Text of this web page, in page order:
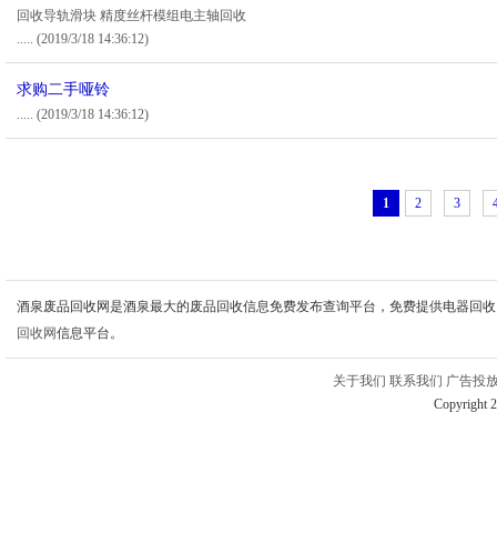
回收导轨滑块 精度丝杆模组电主轴回收
..... (2019/3/18 14:36:12)
求购二手哑铃
..... (2019/3/18 14:36:12)
1 2 3
酒泉废品回收网是酒泉最大的废品回收信息免费发布查询平台，免费提供电器回
回收网信息平台。
关于我们 联系我们 广告投
Copyright